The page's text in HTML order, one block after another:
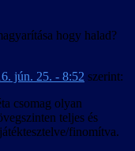
hogy halad?
jún. 25. - 8:52 szerint:
csomag olyan
teljes és
finomítva.